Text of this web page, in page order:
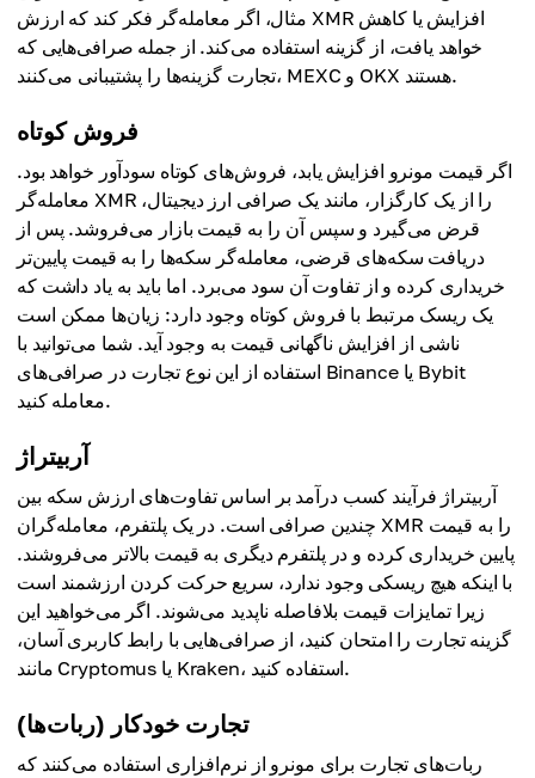
مثال، اگر معامله‌گر فکر کند که ارزش XMR افزایش یا کاهش
خواهد یافت، از گزینه استفاده می‌کند. از جمله صرافی‌هایی که
تجارت گزینه‌ها را پشتیبانی می‌کنند، MEXC و OKX هستند.
فروش کوتاه
اگر قیمت مونرو افزایش یابد، فروش‌های کوتاه سودآور خواهد بود.
معامله‌گر XMR را از یک کارگزار، مانند یک صرافی ارز دیجیتال،
قرض می‌گیرد و سپس آن را به قیمت بازار می‌فروشد. پس از
دریافت سکه‌های قرضی، معامله‌گر سکه‌ها را به قیمت پایین‌تر
خریداری کرده و از تفاوت آن سود می‌برد. اما باید به یاد داشت که
یک ریسک مرتبط با فروش کوتاه وجود دارد: زیان‌ها ممکن است
ناشی از افزایش ناگهانی قیمت به وجود آید. شما می‌توانید با
استفاده از این نوع تجارت در صرافی‌های Binance یا Bybit
معامله کنید.
آربیتراژ
آربیتراژ فرآیند کسب درآمد بر اساس تفاوت‌های ارزش سکه بین
چندین صرافی است. در یک پلتفرم، معامله‌گران XMR را به قیمت
پایین خریداری کرده و در پلتفرم دیگری به قیمت بالاتر می‌فروشند.
با اینکه هیچ ریسکی وجود ندارد، سریع حرکت کردن ارزشمند است
زیرا تمایزات قیمت بلافاصله ناپدید می‌شوند. اگر می‌خواهید این
گزینه تجارت را امتحان کنید، از صرافی‌هایی با رابط کاربری آسان،
مانند Cryptomus یا Kraken، استفاده کنید.
تجارت خودکار (ربات‌ها)
ربات‌های تجارت برای مونرو از نرم‌افزاری استفاده می‌کنند که